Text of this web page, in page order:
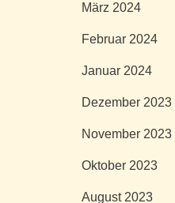
März 2024
Februar 2024
Januar 2024
Dezember 2023
November 2023
Oktober 2023
August 2023